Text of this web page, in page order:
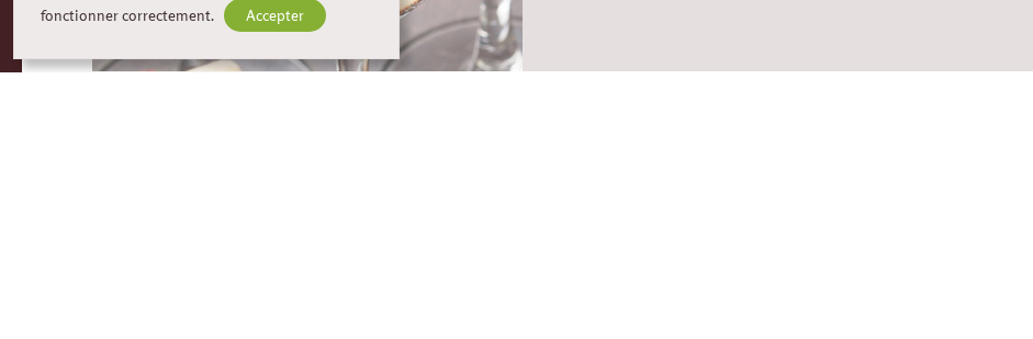
fonctionner correctement.
Accepter